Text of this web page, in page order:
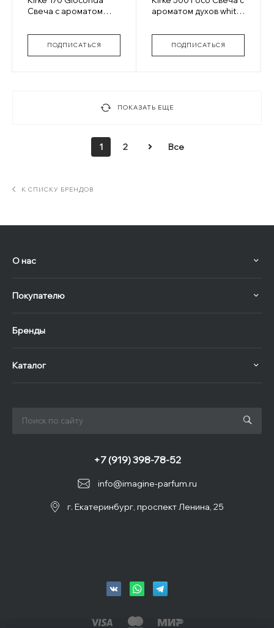
Свеча с ароматом
ПОДПИСАТЬСЯ
ароматом духов white
ПОДПИСАТЬСЯ
ПОКАЗАТЬ ЕЩЕ
1 2 Все
К СПИСКУ БРЕНДОВ
О нас
Покупателю
Бренды
Каталог
info@imagine-parfum.ru
+7 (919) 398-78-52
г. Екатеринбург, проспект Ленина, 25